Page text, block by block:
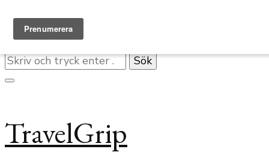
Letar
du
efter
TravelGrip